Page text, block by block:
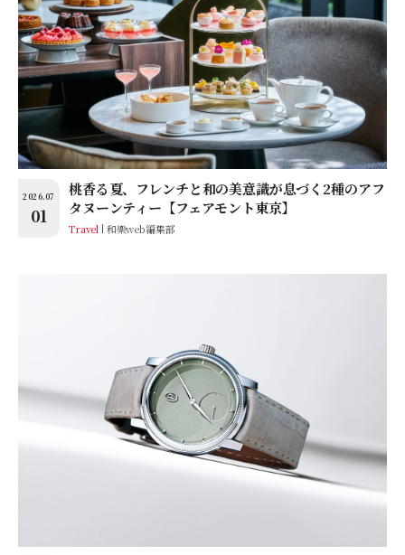
2026.07
01
桃⾹る夏、フレンチと和の美意識が息づく2種のアフ
タヌーンティー【フェアモント東京】
Travel 和樂web編集部